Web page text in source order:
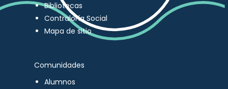
Bibliotecas
Contraloría Social
Mapa de sitio
Comunidades
Alumnos